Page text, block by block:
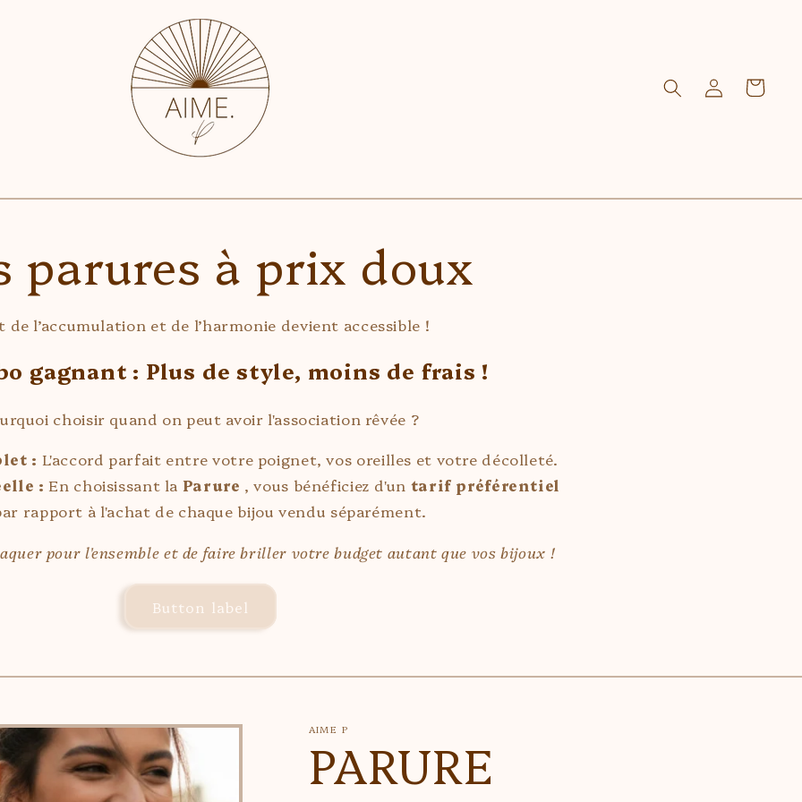
ConnexionPanier
parures à prix doux
de l’accumulation et de l’harmonie devient accessible !
gagnant : Plus de style, moins de frais !
choisir quand on peut avoir l'association rêvée ?
: L'accord parfait entre votre poignet, vos oreilles et votre décolleté.
: En choisissant la Parure , vous bénéficiez d'un tarif préférentiel
rapport à l'achat de chaque bijou vendu séparément.
pour l'ensemble et de faire briller votre budget autant que vos bijoux !
Button label
AIME P
PARURE